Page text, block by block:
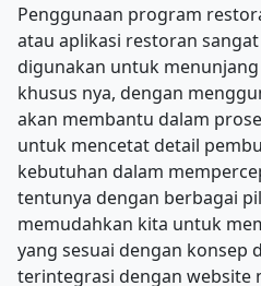
Penggunaan program
atau aplikasi restoran
digunakan untuk
khusus nya, dengan
akan membantu dalam
untuk mencetat detail
kebutuhan dalam
tentunya dengan berbagai
memudahkan kita untuk
yang sesuai dengan konsep
terintegrasi dengan website